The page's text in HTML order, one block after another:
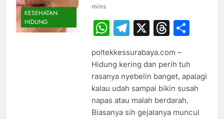
KESEHATAN
HIDUNG
mins
WhatsApp
Telegram
X
poltekkessurabaya.com –
Hidung kering dan perih tuh
rasanya nyebelin banget, apalagi
kalau udah sampai bikin susah
napas atau malah berdarah.
Biasanya sih gejalanya muncul